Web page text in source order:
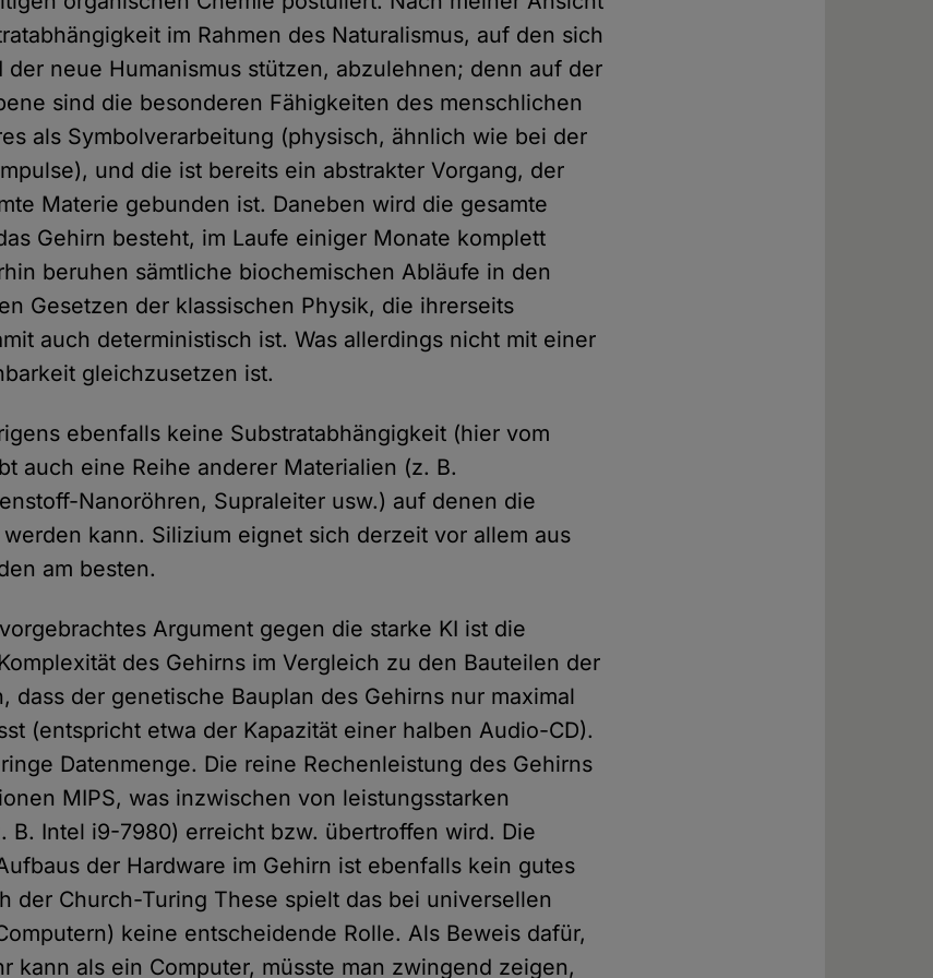
im Rahmen des Naturalismus, auf den sich
neue Humanismus stützen, abzulehnen; denn auf der
sind die besonderen Fähigkeiten des menschlichen
als Symbolverarbeitung (physisch, ähnlich wie bei der
und die ist bereits ein abstrakter Vorgang, der
Materie gebunden ist. Daneben wird die gesamte
Gehirn besteht, im Laufe einiger Monate komplett
beruhen sämtliche biochemischen Abläufe in den
Gesetzen der klassischen Physik, die ihrerseits
auch deterministisch ist. Was allerdings nicht mit einer
gleichzusetzen ist.
ebenfalls keine Substratabhängigkeit (hier vom
auch eine Reihe anderer Materialien (z. B.
Nanoröhren, Supraleiter usw.) auf denen die
kann. Silizium eignet sich derzeit vor allem aus
am besten.
Argument gegen die starke KI ist die
des Gehirns im Vergleich zu den Bauteilen der
dass der genetische Bauplan des Gehirns nur maximal
(entspricht etwa der Kapazität einer halben Audio-CD).
Datenmenge. Die reine Rechenleistung des Gehirns
MIPS, was inzwischen von leistungsstarken
B. Intel i9-7980) erreicht bzw. übertroffen wird. Die
der Hardware im Gehirn ist ebenfalls kein gutes
der Church-Turing These spielt das bei universellen
keine entscheidende Rolle. Als Beweis dafür,
kann als ein Computer, müsste man zwingend zeigen,